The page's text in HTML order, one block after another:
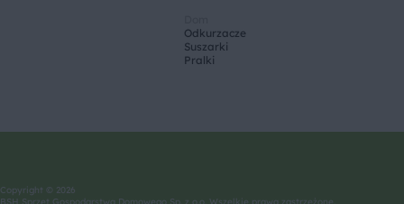
Odkurzacze
Suszarki
Pralki
Copyright © 2026